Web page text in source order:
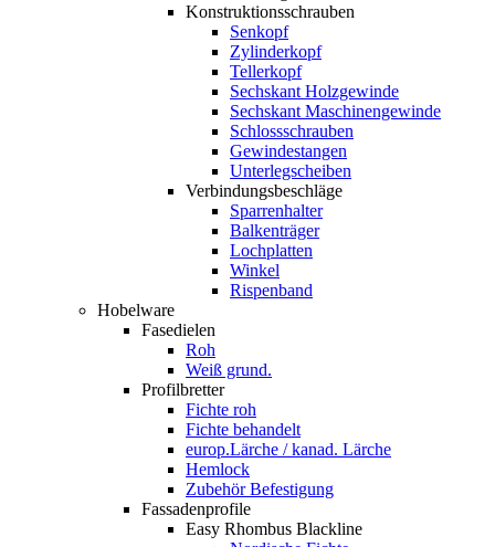
Konstruktionsschrauben
Senkopf
Zylinderkopf
Tellerkopf
Sechskant Holzgewinde
Sechskant Maschinengewinde
Schlossschrauben
Gewindestangen
Unterlegscheiben
Verbindungsbeschläge
Sparrenhalter
Balkenträger
Lochplatten
Winkel
Rispenband
Hobelware
Fasedielen
Roh
Weiß grund.
Profilbretter
Fichte roh
Fichte behandelt
europ.Lärche / kanad. Lärche
Hemlock
Zubehör Befestigung
Fassadenprofile
Easy Rhombus Blackline